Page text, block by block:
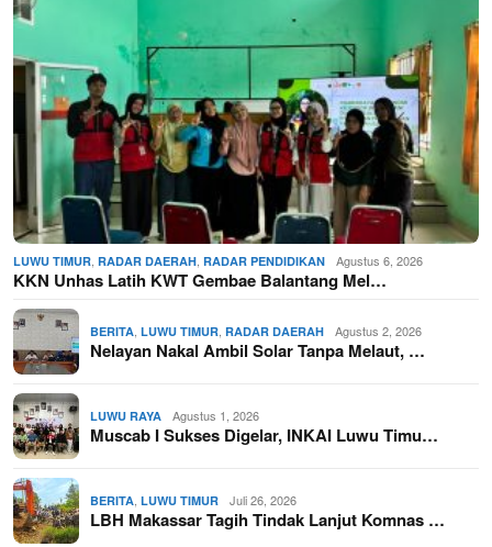
LUWU TIMUR RADAR DAERAH RADAR PENDIDIKAN Agustus 6, 2026
KKN Unhas Latih KWT Gembae Balantang Mel…
BERITA LUWU TIMUR RADAR DAERAH Agustus 2, 2026
Nelayan Nakal Ambil Solar Tanpa Melaut, …
LUWU RAYA Agustus 1, 2026
Muscab I Sukses Digelar, INKAI Luwu Timu…
BERITA LUWU TIMUR Juli 26, 2026
LBH Makassar Tagih Tindak Lanjut Komnas …